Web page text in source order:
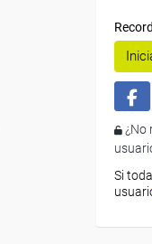
¿No
Si